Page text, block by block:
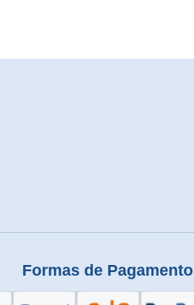
Formas de Pagamento